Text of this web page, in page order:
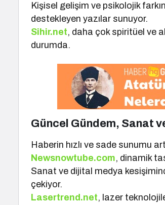
Kişisel gelişim ve psikolojik
destekleyen yazılar sunuyor.
Sihir.net, daha çok spiritüel ve
durumda.
Güncel Gündem, Sanat
Haberin hızlı ve sade sunumu
Newsnowtube.com, dinamik
Sanat ve dijital medya
çekiyor.
Lasertrend.net, lazer